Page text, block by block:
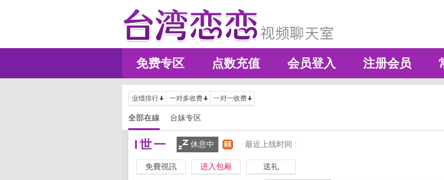
免费专区 点数充值 会员登入 注册会员
业绩排行 一对多收费 一对一收费
全部在線 台妹专区
I世一 休息中 最近上线时间 :
免費視訊 进入包厢 送礼